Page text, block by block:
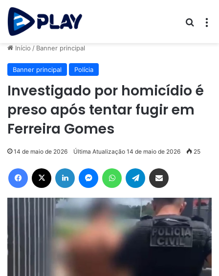
Início / Banner principal
Banner principal Polícia
Investigado por homicídio é
preso após tentar fugir em
Ferreira Gomes
14 de maio de 2026 Última Atualização 14 de maio de 2026 25
Facebook Linkedin MessengerWhatsAppTelegram